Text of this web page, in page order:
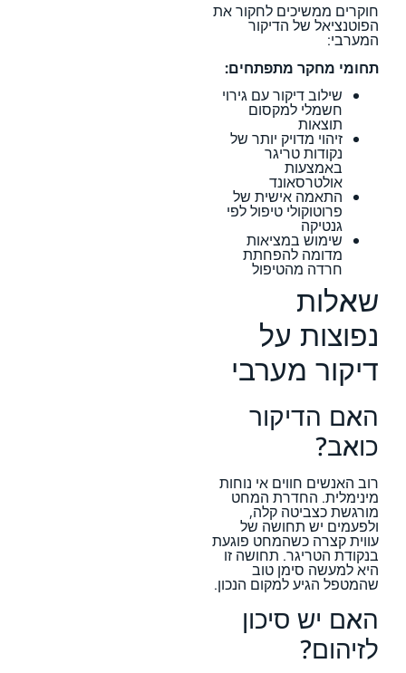
חוקרים ממשיכים לחקור את
הפוטנציאל של הדיקור
המערבי:
תחומי מחקר מתפתחים:
שילוב דיקור עם גירוי
חשמלי למקסום
תוצאות
זיהוי מדויק יותר של
נקודות טריגר
באמצעות
אולטרסאונד
התאמה אישית של
פרוטוקולי טיפול לפי
גנטיקה
שימוש במציאות
מדומה להפחתת
חרדה מהטיפול
שאלות
נפוצות על
דיקור מערבי
האם הדיקור
כואב?
רוב האנשים חווים אי נוחות
מינימלית. החדרת המחט
מורגשת כצביטה קלה,
ולפעמים יש תחושה של
עווית קצרה כשהמחט פוגעת
בנקודת הטריגר. תחושה זו
היא למעשה סימן טוב
שהמטפל הגיע למקום הנכון.
האם יש סיכון
לזיהום?